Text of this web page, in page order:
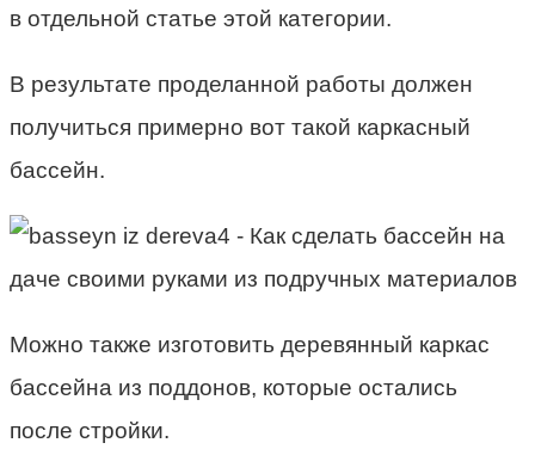
в отдельной статье этой категории.
В результате проделанной работы должен
получиться примерно вот такой каркасный
бассейн.
Можно также изготовить деревянный каркас
бассейна из поддонов, которые остались
после стройки.